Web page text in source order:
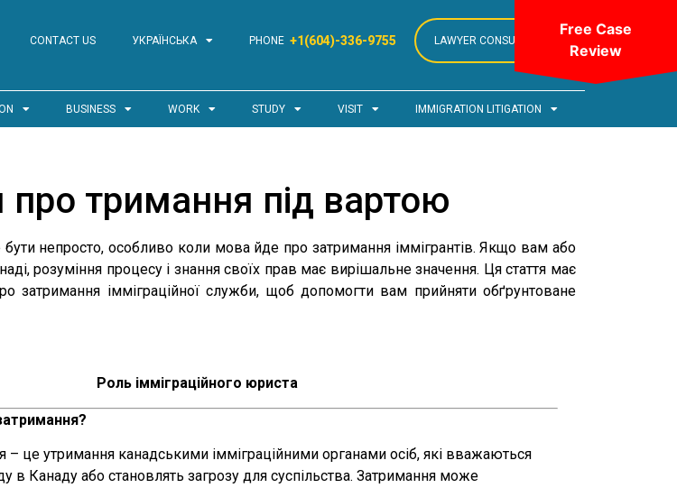
CONTACT US УКРАЇНСЬКА PHONE +1(604)-336-9755 LAWYER CONSULTATION
BUSINESS WORK STUDY VISIT IMMIGRATION LITIGATION
про тримання під вартою
непросто, особливо коли мова йде про затримання іммігрантів. Якщо вам або
розуміння процесу і знання своїх прав має вирішальне значення. Ця стаття має
затримання імміграційної служби, щоб допомогти вам прийняти обґрунтоване
Роль імміграційного юриста
– це утримання канадськими імміграційними органами осіб, які вважаються
в Канаду або становлять загрозу для суспільства. Затримання може
Free Case
Review